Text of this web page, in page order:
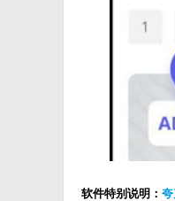
软件特别说明：